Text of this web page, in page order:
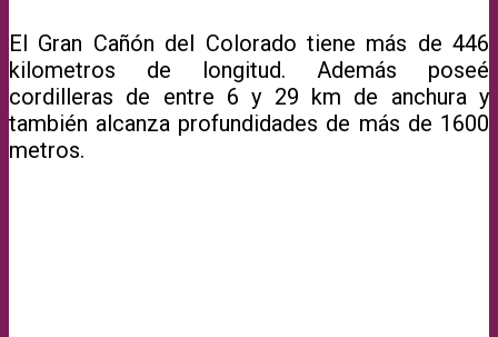
El Gran Cañón del Colorado tiene más de 446
kilometros de longitud. Además poseé
cordilleras de entre 6 y 29 km de anchura y
también alcanza profundidades de más de 1600
metros.